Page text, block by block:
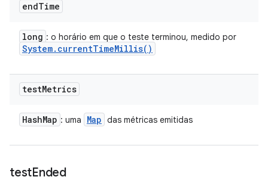
endTime
long : o horário em que o teste terminou, medido por
System. currentTimeMillis( )
testMetrics
HashMap : uma Map das métricas emitidas
testEnded